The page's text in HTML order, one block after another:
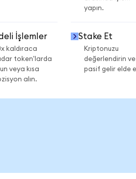
yapın.
İşlemler
kaldıraca
token'larda
veya kısa
alın.
Stake Et
Kriptonuzu
değerlendirin ve
pasif gelir elde